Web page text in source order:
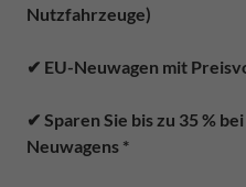
Nutzfahrzeuge)
✔ EU-Neuwagen mit
✔ Sparen Sie bis zu 35 %
Neuwagens *